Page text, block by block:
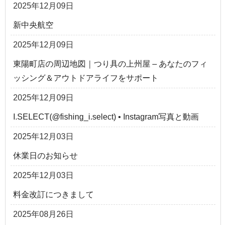
2025年12月09日
新中央航空
2025年12月09日
東陽町店の周辺地図｜つり具の上州屋 – あなたのフィ
ッシング＆アウトドアライフをサポート
2025年12月09日
I.SELECT(@fishing_i.select) • Instagram写真と動画
2025年12月03日
休業日のお知らせ
2025年12月03日
料金改訂につきまして
2025年08月26日